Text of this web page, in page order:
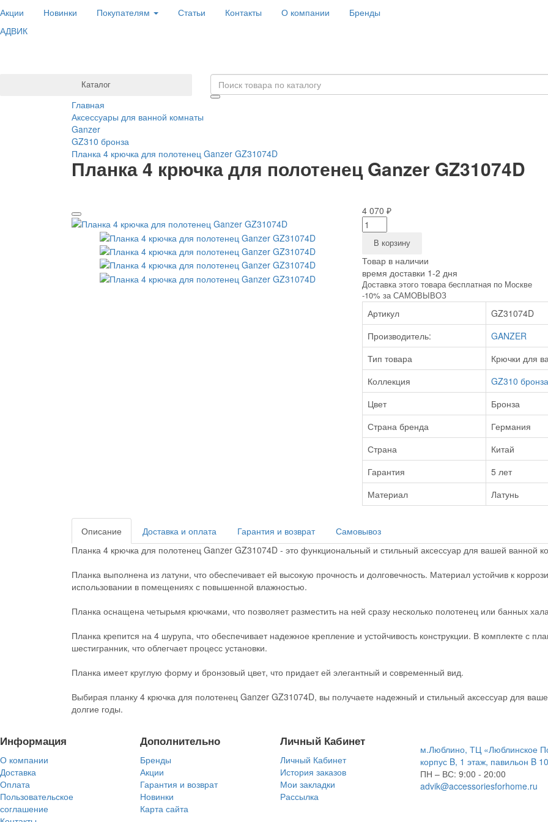
Акции Новинки Покупателям Статьи Контакты О компании Бренды
АДВИК
Каталог
Главная
Аксессуары для ванной комнаты
Ganzer
GZ310 бронза
Планка 4 крючка для полотенец Ganzer GZ31074D
Планка 4 крючка для полотенец Ganzer GZ31074D
4 070 ₽
В корзину
Товар в наличии
время доставки 1-2 дня
Доставка этого товара бесплатная по Москве
-10% за САМОВЫВОЗ
Артикул
GZ31074D
Производитель:
GANZER
Тип товара
Крючки для
Коллекция
GZ310 бронза
Цвет
Бронза
Страна бренда
Германия
Страна
Китай
Гарантия
5 лет
Материал
Латунь
Описание Доставка и оплата Гарантия и возврат
Самовывоз
Планка 4 крючка для полотенец Ganzer GZ31074D - это функциональный и стильный аксессуар для вашей ванной
Планка выполнена из латуни, что обеспечивает ей высокую прочность и долговечность. Материал устойчив к
использовании в помещениях с повышенной влажностью.
Планка оснащена четырьмя крючками, что позволяет разместить на ней сразу несколько полотенец или банных
Планка крепится на 4 шурупа, что обеспечивает надежное крепление и устойчивость конструкции. В комплекте с
шестигранник, что облегчает процесс установки.
Планка имеет круглую форму и бронзовый цвет, что придает ей элегантный и современный вид.
Выбирая планку 4 крючка для полотенец Ganzer GZ31074D, вы получаете надежный и стильный аксессуар для
долгие годы.
Информация
О компании
Доставка
Оплата
Пользовательское
соглашение
Дополнительно
Бренды
Акции
Гарантия и возврат
Новинки
Карта сайта
Личный Кабинет
Личный Кабинет
История заказов
Мои закладки
Рассылка
м.Люблино, ТЦ «Люблинское
корпус B, 1 этаж, павильон B
ПН – ВС: 9:00 - 20:00
advik@accessoriesforhome.ru